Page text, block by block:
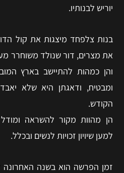
יוריש לבנותיו.
בנות צלפחד מיצגות את קול
את מצרים, דור שנולד משוחרר
והן כמהות להתיישב בארץ
ומבטיח, ודאגתן היא שלא
הקודש.
הן מהוות מקור להשראה
למען שיויון זכויות לנשים ובכלל.
זמן הפרשה הוא בשנה האחרונה